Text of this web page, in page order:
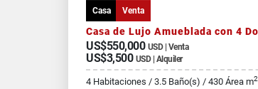
Casa Venta
US$550,000 USD | Venta
US$3,500 USD | Alquiler
4 Habitaciones / 3.5 Baño(s) / 430 Área m2